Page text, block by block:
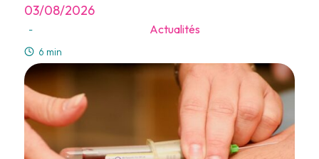
03/08/2026
- Actualités
6 min